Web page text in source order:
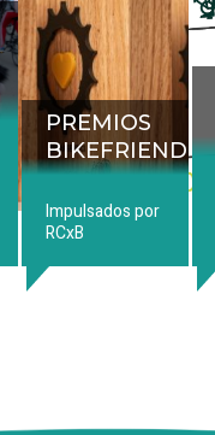
PREMIOS
BIKEFRIENDLY
Impulsados por
RCxB